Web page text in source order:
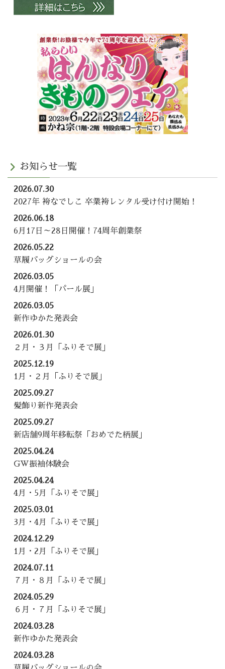
お知らせ一覧
2026.07.30
2027年 袴なでしこ 卒業袴レンタル受け付け開始！
2026.06.18
6月17日～28日開催！74周年創業祭
2026.05.22
草履バッグショールの会
2026.03.05
4月開催！「パール展」
2026.03.05
新作ゆかた発表会
2026.01.30
２月・３月「ふりそで展」
2025.12.19
1月・２月「ふりそで展」
2025.09.27
髪飾り新作発表会
2025.09.27
新店舗9周年移転祭「おめでた柄展」
2025.04.24
GW振袖体験会
2025.04.24
4月・5月「ふりそで展」
2025.03.01
3月・4月「ふりそで展」
2024.12.29
1月・2月「ふりそで展」
2024.07.11
７月・８月「ふりそで展」
2024.05.29
６月・７月「ふりそで展」
2024.03.28
新作ゆかた発表会
2024.03.28